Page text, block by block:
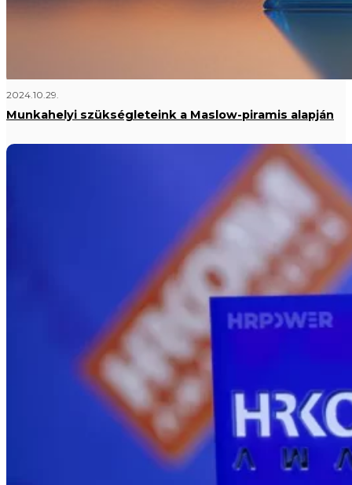
2024.10.29.
Munkahelyi szükségleteink a Maslow-piramis alapján